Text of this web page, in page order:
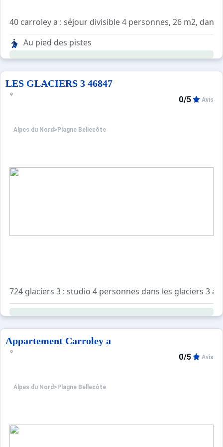
40 carroley a : séjour divisible 4 personnes, 26 m2,
Séjour : 4 lits simples. Tv
Cuisine : 2 plaques électriques, réfrigérateur, four,
Salle de bains : lavabo, baignoire. Wc séparés
Au pied des pistes
LES GLACIERS 3 46847
Alpes du Nord > Plagne Bellecôte
0/5 Avis
724 glaciers 3 : studio 4 personnes dans les glaciers 3
Séjour : 1 lit clic clac 2 personnes, 2 lits superposés. Tv
Cuisine séparée : 2 plaques électriques, lave vaisselle,
Salle de bains : lavabo, baignoire, wc
Appartement Carroley a
Alpes du Nord > Plagne Bellecôte
0/5 Avis